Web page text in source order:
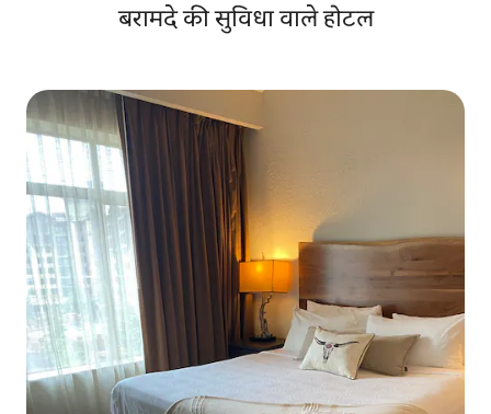
बरामदे की सुविधा वाले होटल